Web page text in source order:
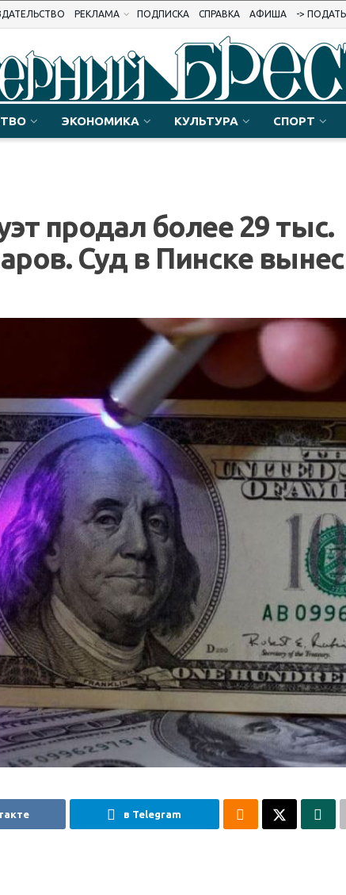
РЕКЛАМА ПОДПИСКА СПРАВКА АФИША ->
ЭКОНОМИКА КУЛЬТУРА СПОРТ
продал более 29 тыс.
Суд в Пинске вынес
в Telegram